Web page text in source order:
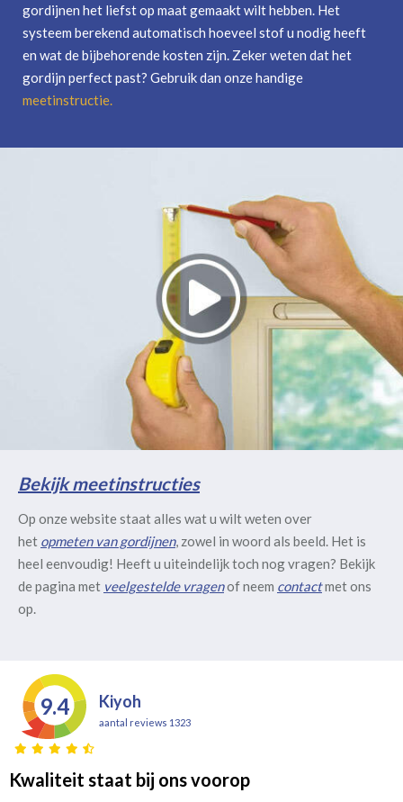
gordijnen het liefst op maat gemaakt wilt hebben. Het
systeem berekend automatisch hoeveel stof u nodig heeft
en wat de bijbehorende kosten zijn. Zeker weten dat het
gordijn perfect past? Gebruik dan onze handige
meetinstructie.
Bekijk meetinstructies
Op onze website staat alles wat u wilt weten over
het opmeten van gordijnen, zowel in woord als beeld. Het is
heel eenvoudig! Heeft u uiteindelijk toch nog vragen? Bekijk
de pagina met veelgestelde vragenof neem contactmet ons
op.
9.4 Kiyoh
aantal reviews 1323
Kwaliteit staat bij ons voorop